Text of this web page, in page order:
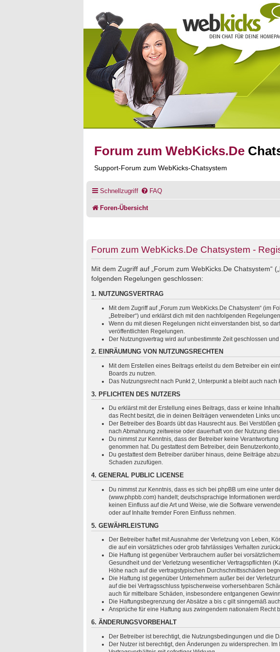
Forum zum WebKicks.De
Support-Forum zum WebKicks-Chatsystem
Schnellzugriff FAQ
Foren-Übersicht
Forum zum WebKicks.De Chatsystem -
Mit dem Zugriff auf „Forum zum WebKicks.De Chatsystem“
folgenden Regelungen geschlossen:
1. NUTZUNGSVERTRAG
Mit dem Zugriff auf „Forum zum WebKicks.De Chatsystem“ (im
„Betreiber“) und erklärst dich mit den nachfolgenden
Wenn du mit diesen Regelungen nicht einverstanden bist, so
veröffentlichten Regelungen.
Der Nutzungsvertrag wird auf unbestimmte Zeit geschlossen
2. EINRÄUMUNG VON NUTZUNGSRECHTEN
Mit dem Erstellen eines Beitrags erteilst du dem Betreiber ein
Boards zu nutzen.
Das Nutzungsrecht nach Punkt 2, Unterpunkt a bleibt auch
3. PFLICHTEN DES NUTZERS
Du erklärst mit der Erstellung eines Beitrags, dass er keine
das Recht besitzt, die in deinen Beiträgen verwendeten Links
Der Betreiber des Boards übt das Hausrecht aus. Bei
nach Abmahnung zeitweise oder dauerhaft von der Nutzung
Du nimmst zur Kenntnis, dass der Betreiber keine
genommen hat. Du gestattest dem Betreiber, dein
Du gestattest dem Betreiber darüber hinaus, deine Beiträge
Schaden zuzufügen.
4. GENERAL PUBLIC LICENSE
Du nimmst zur Kenntnis, dass es sich bei phpBB um eine unter
(www.phpbb.com) handelt; deutschsprachige Informationen
keinen Einfluss auf die Art und Weise, wie die Software
oder auf Inhalte fremder Foren Einfluss nehmen.
5. GEWÄHRLEISTUNG
Der Betreiber haftet mit Ausnahme der Verletzung von Leben,
die auf ein vorsätzliches oder grob fahrlässiges Verhalten
Die Haftung ist gegenüber Verbrauchern außer bei
Gesundheit und der Verletzung wesentlicher Vertragspflichten
Höhe nach auf die vertragstypischen Durchschnittsschäden
Die Haftung ist gegenüber Unternehmern außer bei der
auf die bei Vertragsschluss typischerweise vorhersehbaren
auch für mittelbare Schäden, insbesondere entgangenen
Die Haftungsbegrenzung der Absätze a bis c gilt sinngemäß
Ansprüche für eine Haftung aus zwingendem nationalem Recht
6. ÄNDERUNGSVORBEHALT
Der Betreiber ist berechtigt, die Nutzungsbedingungen und die
Der Nutzer ist berechtigt, den Änderungen zu widersprechen.